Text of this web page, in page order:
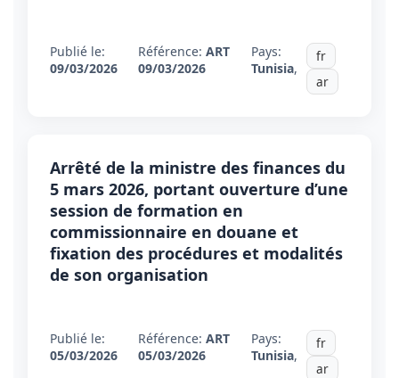
Publié le:
09/03/2026
Référence: ART
09/03/2026
Pays:
Tunisia,
fr
ar
Arrêté de la ministre des finances du
5 mars 2026, portant ouverture d’une
session de formation en
commissionnaire en douane et
fixation des procédures et modalités
de son organisation
Publié le:
05/03/2026
Référence: ART
05/03/2026
Pays:
Tunisia,
fr
ar